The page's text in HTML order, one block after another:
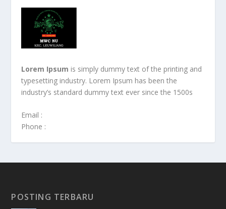
Lorem Ipsum is simply dummy text of the printing and
typesetting industry. Lorem Ipsum has been the
industry’s standard dummy text ever since the 1500s
Email :
Phone :
POSTING TERBARU